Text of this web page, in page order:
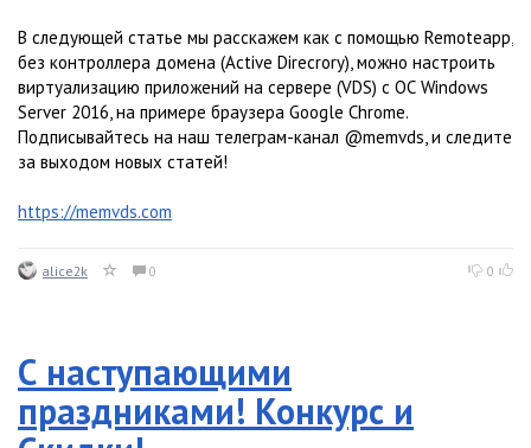
В следующей статье мы расскажем как с помощью Remoteapp,
без контроллера домена (Active Direcrory), можно настроить
виртуализацию приложений на сервере (VDS) с ОС Windows
Server 2016, на примере браузера Google Chrome.
Подписывайтесь на наш телеграм-канал @memvds, и следите
за выходом новых статей!
https://memvds.com
alice2k 0 0
С наступающими
праздниками! Конкурс и